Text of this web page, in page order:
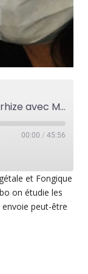
Liaison cachée entre champignons et plantes : la mycorhize avec Marc-André Selosse
00:00 / 45:56
et Fongique
on étudie les
peut-être